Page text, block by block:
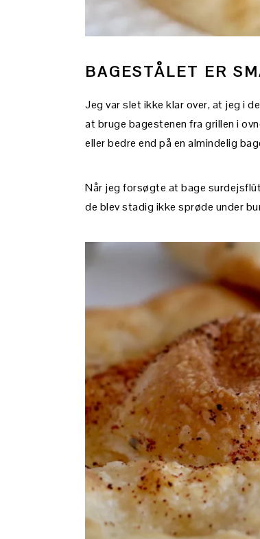
BAGESTÅLET ER
Jeg var slet ikke klar over, at jeg i
at bruge bagestenen fra grillen i
eller bedre end på en almindelig
Når jeg forsøgte at bage
de blev stadig ikke sprøde under